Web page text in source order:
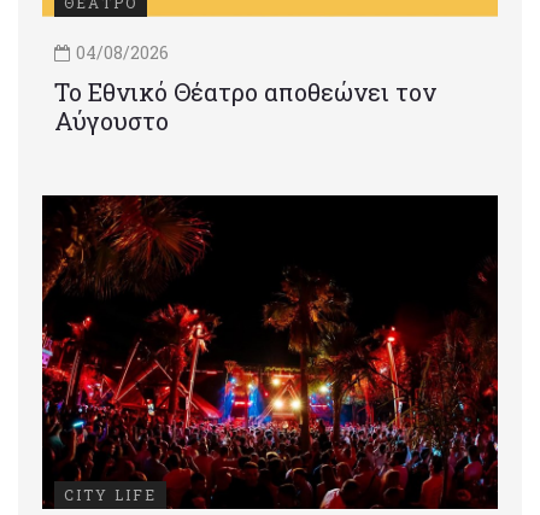
04/08/2026
Το Εθνικό Θέατρο αποθεώνει τον
Αύγουστο
CITY LIFE